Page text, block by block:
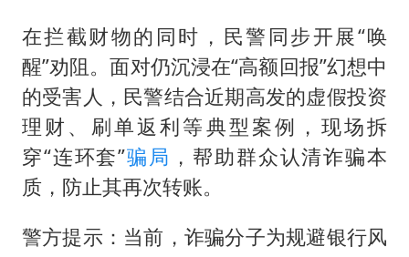
在拦截财物的同时，民警同步开展“唤
醒”劝阻。面对仍沉浸在“高额回报”幻想中
的受害人，民警结合近期高发的虚假投资
理财、刷单返利等典型案例，现场拆
穿“连环套”骗局 ，帮助群众认清诈骗本
质，防止其再次转账。
警方提示：当前，诈骗分子为规避银行风